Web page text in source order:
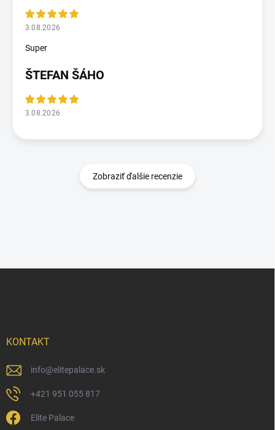
3.08.2026
Super
ŠTEFAN ŠÁHO
3.08.2026
Zobraziť ďalšie recenzie
KONTAKT
info@elitepalace.sk
+421 951 055 817
Elite Palace